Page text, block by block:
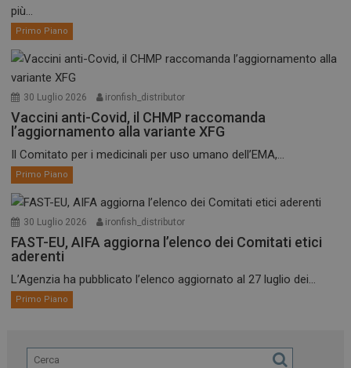
più...
Primo Piano
30 Luglio 2026 ironfish_distributor
Vaccini anti-Covid, il CHMP raccomanda
l’aggiornamento alla variante XFG
Il Comitato per i medicinali per uso umano dell’EMA,...
Primo Piano
30 Luglio 2026 ironfish_distributor
FAST-EU, AIFA aggiorna l’elenco dei Comitati etici
aderenti
L’Agenzia ha pubblicato l’elenco aggiornato al 27 luglio dei...
Primo Piano